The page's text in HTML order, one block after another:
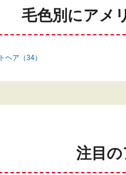
毛色別にアメ
ヘア（34）
注目